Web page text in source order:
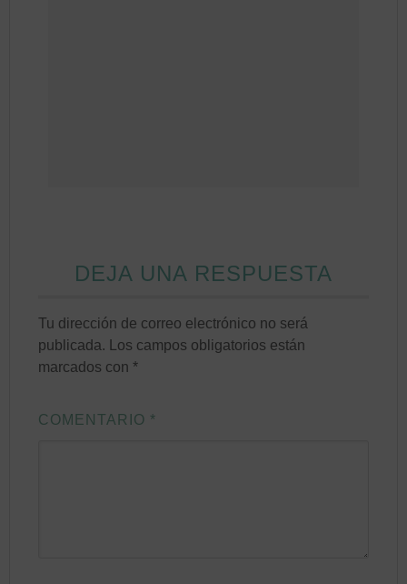
DEJA UNA RESPUESTA
Tu dirección de correo electrónico no será
publicada.
Los campos obligatorios están
marcados con*
COMENTARIO *